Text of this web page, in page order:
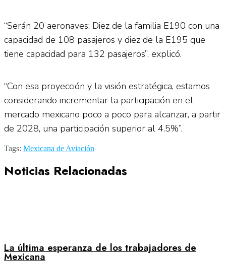
“Serán 20 aeronaves: Diez de la familia E190 con una
capacidad de 108 pasajeros y diez de la E195 que
tiene capacidad para 132 pasajeros”, explicó.
“Con esa proyección y la visión estratégica, estamos
considerando incrementar la participación en el
mercado mexicano poco a poco para alcanzar, a partir
de 2028, una participación superior al 4.5%”.
Tags: Mexicana de Aviación
Noticias Relacionadas
La última esperanza de los trabajadores de
Mexicana